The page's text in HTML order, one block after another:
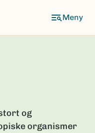
og
organismer